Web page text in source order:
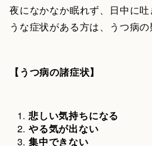
夜になかなか眠れず、日中に
うな症状がある方は、うつ病の
【うつ病の諸症状】
悲しい気持ちになる
やる気が出ない
集中できない